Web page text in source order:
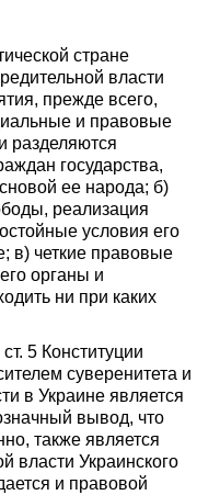
стране
власти
прежде всего,
и правовые
разделяются
государства,
ее народа; б)
реализация
условия его
в) четкие правовые
органы и
ни при каких
5 Конституции
суверенитета и
в Украине является
вывод, что
также является
власти Украинского
и правовой